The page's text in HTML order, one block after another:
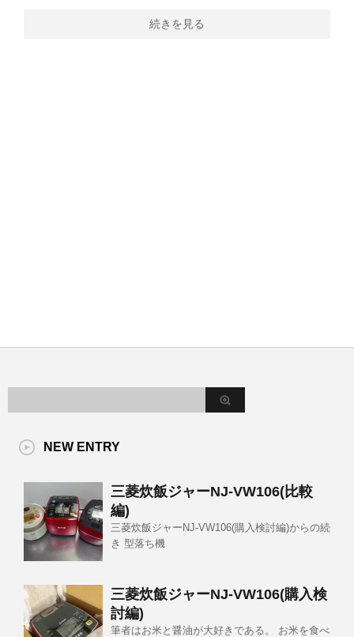
続きを見る
NEW ENTRY
三菱炊飯ジャーNJ-VW106(比較
編)
三菱炊飯ジャーNJ-VW106(購入検討編)からの続
き 型落ち機
三菱炊飯ジャーNJ-VW106(購入検
討編)
筆者はお米と醤油が大好きである。 お米を食べ